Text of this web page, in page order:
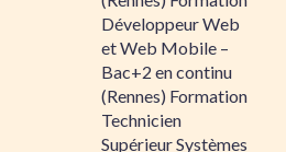
Développeur Web
et Web Mobile –
Bac+2 en continu
(Rennes) Formation
Technicien
Supérieur Systèmes